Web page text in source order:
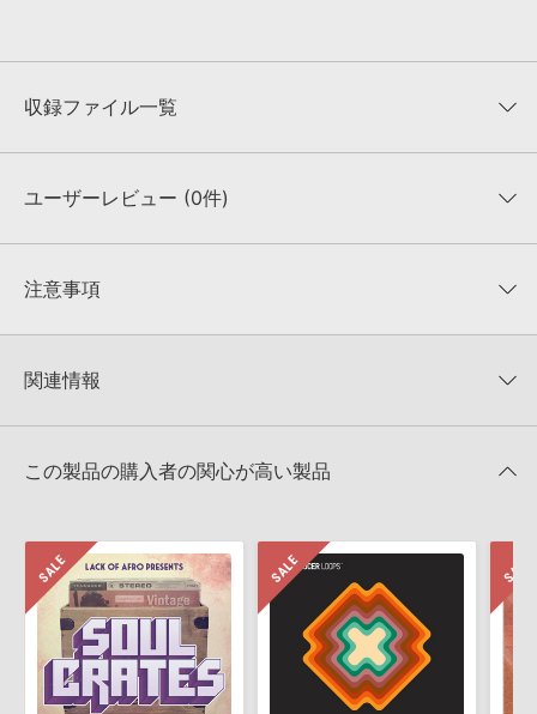
収録ファイル一覧
収録ファイル一覧
ユーザーレビュー (0件)
★★★★★
★5
★4
★1
注意事項
KONTAKTフォーマットは、
でお使いいただけます。無償版のKONTAKT PLAYERではお使いい
4GBを超えるデータに関するご注意：FAT32でフォーマットされた
きます際には、NTFSやHFS＋でフォーマットされたHDDをご用意
いただく必要がございます。
製品の購入手続き完了後、受注確認メールとシリアルナンバーをお
知らせするメールの2通が送信されます。メールに記載されており
ます説明に沿って、製品のダウンロード／導入を行って下さい。
サンプルパック製品には、原則として日本語版操作マニュアルをご
関連情報
マーセール！
この製品の購入者の関心が高い製品